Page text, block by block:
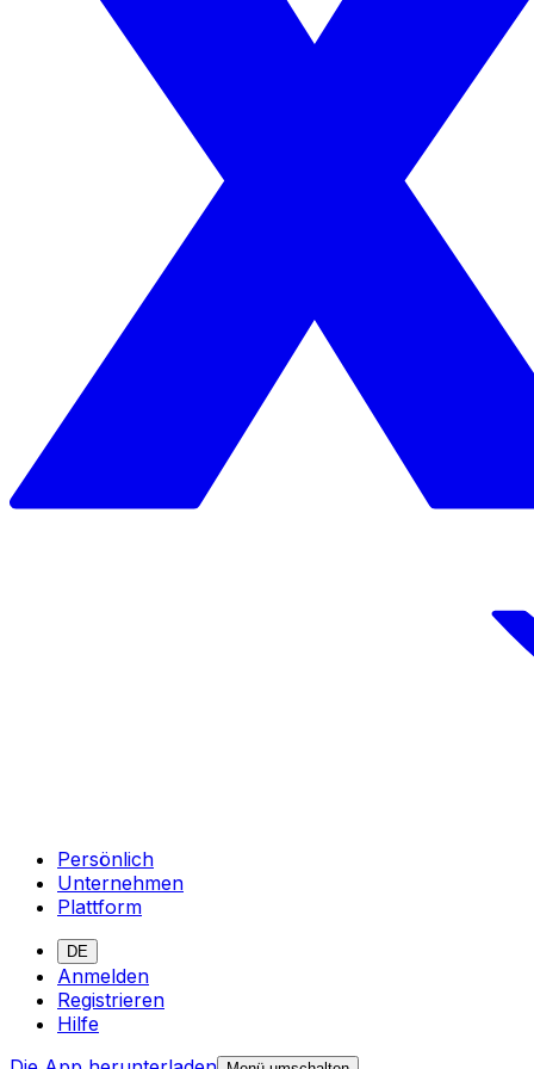
Persönlich
Unternehmen
Plattform
DE
Anmelden
Registrieren
Hilfe